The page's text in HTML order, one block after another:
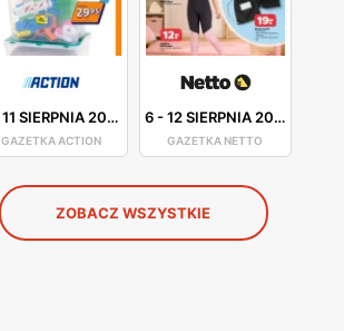
11 SIERPNIA 2026
GAZETKA ACTION
6-12 SIERPNIA 2026
GAZETKA NETTO
ZOBACZ WSZYSTKIE